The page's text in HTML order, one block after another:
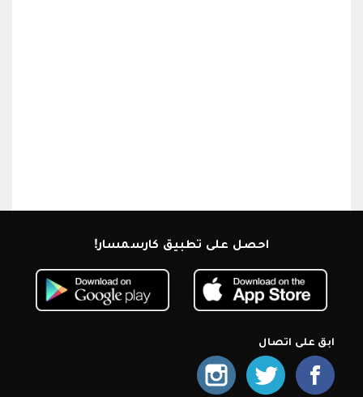
احصل على تطبيق كارسمسار!
ابق على اتصال